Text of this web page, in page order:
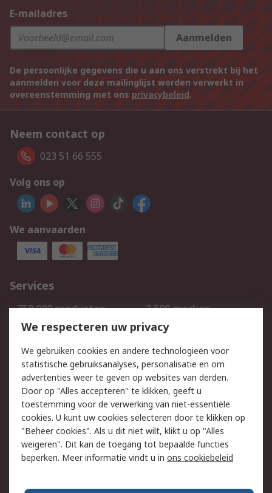
E-mailadres
Aanmelden
De persoonlijke gegevens die u aan ons verstrekt bij het
aanmelden voor deze mailinglijst worden verwerkt in
overeenstemming met ons privacybeleid.
Neem contact op
023 51 66 555
Volg ons op
We aanvaarden
Services
750.000 producten
2.500 merken
Bestellen
Inkoopoplossingen
Track & Trace
Wettelijk
Cookiebeleid
Email veiligheid
Privacybeleid
Websitevoorwaarden
Algemene
verkoopvoorwaarden
We respecteren uw privacy
We gebruiken cookies en andere technologieën voor
statistische gebruiksanalyses, personalisatie en om
advertenties weer te geven op websites van derden.
Door op "Alles accepteren" te klikken, geeft u
toestemming voor de verwerking van niet-essentiële
cookies. U kunt uw cookies selecteren door te klikken op
"Beheer cookies". Als u dit niet wilt, klikt u op "Alles
weigeren". Dit kan de toegang tot bepaalde functies
beperken. Meer informatie vindt u in ons cookiebeleid